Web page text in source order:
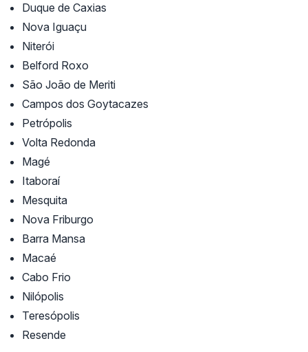
Duque de Caxias
Nova Iguaçu
Niterói
Belford Roxo
São João de Meriti
Campos dos Goytacazes
Petrópolis
Volta Redonda
Magé
Itaboraí
Mesquita
Nova Friburgo
Barra Mansa
Macaé
Cabo Frio
Nilópolis
Teresópolis
Resende